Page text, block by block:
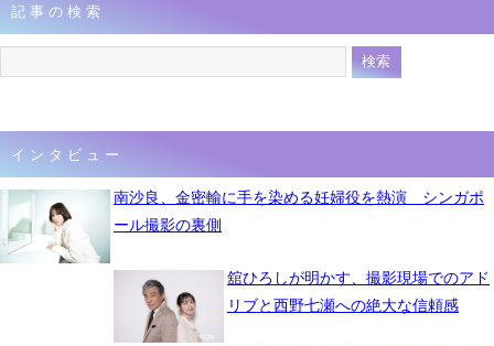
記事の検索
インタビュー
南沙良、金密輸に手を染める妊婦役を熱演 シンガポ
ール撮影の裏側
舘ひろしが明かす、撮影現場でのアド
リブと西野七瀬への絶大な信頼感